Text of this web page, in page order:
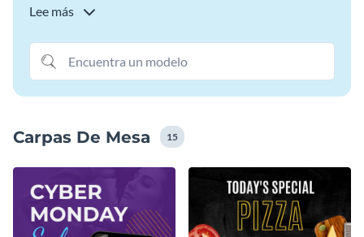
mostradores hasta tarjetas de menú con código QR,
organizaciones sin ánimo de lucro, eventos y
actividades de recaudación de fondos. Con Visme, es
fácil editar, descargar y compartir diseños de carpas de
Lee más
Carpas De Mesa 15